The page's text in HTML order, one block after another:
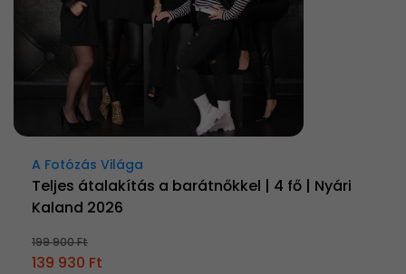
A Fotózás Világa
Teljes átalakítás a barátnőkkel | 4 fő | Nyári
Kaland 2026
199 900 Ft
139 930 Ft